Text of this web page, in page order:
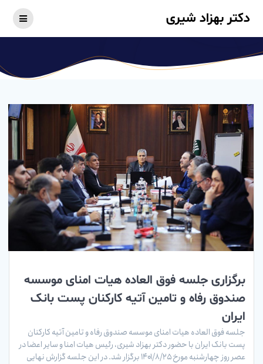
دکتر بهزاد شیری
برگزاری جلسه فوق العاده هیات امنای موسسه
صندوق رفاه و تامین آتیه کارکنان پست بانک
ایران
جلسه فوق العاده هیات امنای موسسه صندوق رفاه و تامین آتیه کارکنان
پست بانک ایران با حضور دکتر بهزاد شیری، رئیس هیات امنا و سایر اعضا در
عصر روز چهارشنبه مورخ ۱۴۰۱/۸/۲۵ برگزار شد. در این جلسه گزارش نهایی